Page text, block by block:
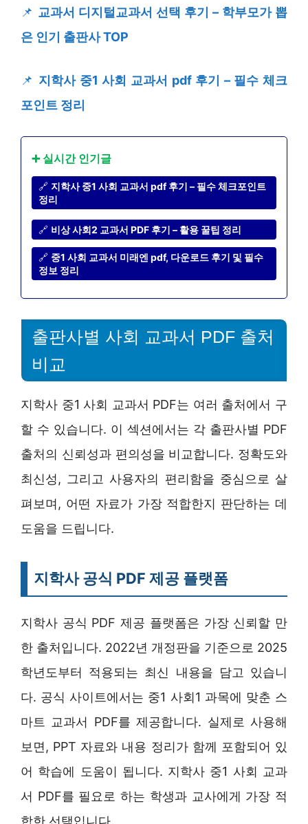
📌 교과서 디지털교과서 선택 후기 – 학부모가 뽑
은 인기 출판사 TOP
📌 지학사 중1 사회 교과서 pdf 후기 – 필수 체크
포인트 정리
➕ 실시간 인기글
🔗 지학사 중1 사회 교과서 pdf 후기 – 필수 체크포인트
정리
🔗 비상 사회2 교과서 PDF 후기 – 활용 꿀팁 정리
🔗 중1 사회 교과서 미래엔 pdf, 다운로드 후기 및 필수
정보 정리
출판사별 사회 교과서 PDF 출처
비교
지학사 중1 사회 교과서 PDF는 여러 출처에서 구
할 수 있습니다. 이 섹션에서는 각 출판사별 PDF
출처의 신뢰성과 편의성을 비교합니다. 정확도와
최신성, 그리고 사용자의 편리함을 중심으로 살
펴보며, 어떤 자료가 가장 적합한지 판단하는 데
도움을 드립니다.
지학사 공식 PDF 제공 플랫폼
지학사 공식 PDF 제공 플랫폼은 가장 신뢰할 만
한 출처입니다. 2022년 개정판을 기준으로 2025
학년도부터 적용되는 최신 내용을 담고 있습니
다. 공식 사이트에서는 중1 사회1 과목에 맞춘 스
마트 교과서 PDF를 제공합니다. 실제로 사용해
보면, PPT 자료와 내용 정리가 함께 포함되어 있
어 학습에 도움이 됩니다. 지학사 중1 사회 교과
서 PDF를 필요로 하는 학생과 교사에게 가장 적
합한 선택입니다.